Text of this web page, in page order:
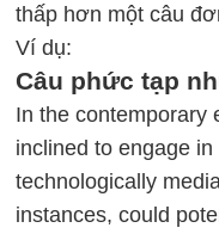
thấp hơn một câu
Ví dụ:
Câu phức tạp
In the contemporary
inclined to engage
technologically
instances, could